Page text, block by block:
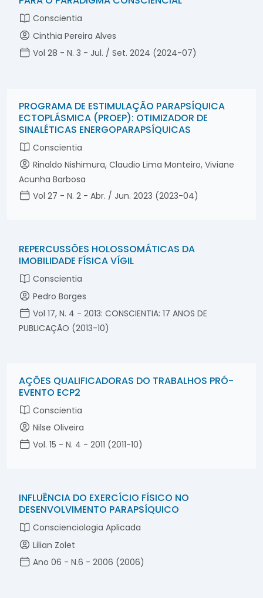
Conscientia
Cinthia Pereira Alves
Vol 28 - N. 3 - Jul. / Set. 2024 (2024-07)
PROGRAMA DE ESTIMULAÇÃO PARAPSÍQUICA
ECTOPLÁSMICA (PROEP): OTIMIZADOR DE
SINALÉTICAS ENERGOPARAPSÍQUICAS
Conscientia
Rinaldo Nishimura, Claudio Lima Monteiro, Viviane
Acunha Barbosa
Vol 27 - N. 2 - Abr. / Jun. 2023 (2023-04)
REPERCUSSÕES HOLOSSOMÁTICAS DA
IMOBILIDADE FÍSICA VÍGIL
Conscientia
Pedro Borges
Vol 17, N. 4 - 2013: CONSCIENTIA: 17 ANOS DE
PUBLICAÇÃO (2013-10)
AÇÕES QUALIFICADORAS DO TRABALHOS PRÓ-
EVENTO ECP2
Conscientia
Nilse Oliveira
Vol. 15 - N. 4 - 2011 (2011-10)
INFLUÊNCIA DO EXERCÍCIO FÍSICO NO
DESENVOLVIMENTO PARAPSÍQUICO
Conscienciologia Aplicada
Lilian Zolet
Ano 06 - N.6 - 2006 (2006)